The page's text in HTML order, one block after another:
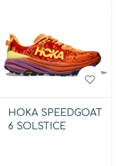
HOKA SPEEDGOAT
6 SOLSTICE